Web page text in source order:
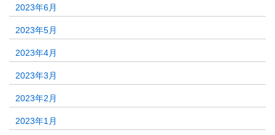
2023年6月
2023年5月
2023年4月
2023年3月
2023年2月
2023年1月